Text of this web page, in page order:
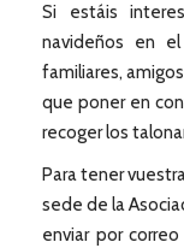
Si estáis
navideños en
familiares,
que poner en
recoger los
Para tener
sede de la
enviar por